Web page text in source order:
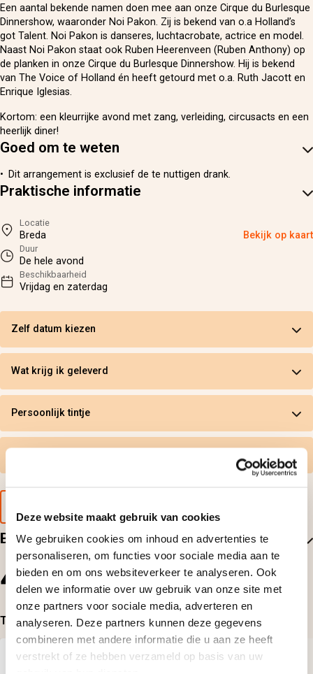
Deze website maakt gebruik van cookies
We gebruiken cookies om inhoud en advertenties te
personaliseren, om functies voor sociale media aan te
bieden en om ons websiteverkeer te analyseren. Ook
delen we informatie over uw gebruik van onze site met
onze partners voor sociale media, adverteren en
analyseren. Deze partners kunnen deze gegevens
combineren met andere informatie die u aan ze heeft
verstrekt of ze hebben verzameld op basis van uw
Een aantal bekende namen doen mee aan onze Cirque du Burlesque
Dinnershow, waaronder Noi Pakon. Zij is bekend van o.a Holland’s
got Talent. Noi Pakon is danseres, luchtacrobate, actrice en model.
Naast Noi Pakon staat ook Ruben Heerenveen (Ruben Anthony) op
de planken in onze Cirque du Burlesque Dinnershow. Hij is bekend
van The Voice of Holland én heeft getourd met o.a. Ruth Jacott en
Enrique Iglesias.
Kortom: een kleurrijke avond met zang, verleiding, circusacts en een
heerlijk diner!
Goed om te weten
Dit arrangement is exclusief de te nuttigen drank.
Praktische informatie
Locatie
Breda Bekijk op kaart
Duur
De hele avond
Beschikbaarheid
Vrijdag en zaterdag
Zelf datum kiezen
Wat krijg ik geleverd
Persoonlijk tintje
Beoordelingen
4.7 3beoordelingen
Top-beoordelingen
Geplaatst door: Geplaatst door: